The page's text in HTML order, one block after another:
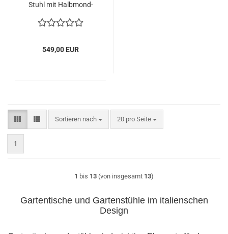
Stuhl mit Halbmond-
549,00 EUR
Sortieren nach
Sortieren nach 20 pro Seite
pro Seite
1
1 bis 13 (von insgesamt 13)
Gartentische und Gartenstühle im italienschen
Design